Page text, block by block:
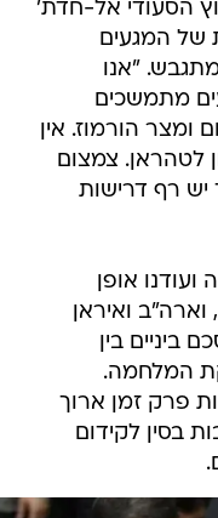
הסעודי אל-חדת'
של המגעים
"אנו
מתמשכים
ומצר הורמוז. אין
לטהראן. צמצום
יש רף דרישות
אופן
ואיראן
ביניים בין
המלחמה.
פרק זמן ארוך
בסין לקידום